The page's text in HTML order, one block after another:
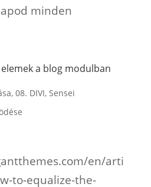
minden
a blog modulban
, 08. DIVI, Sensei
en/arti
to-equalize-the-